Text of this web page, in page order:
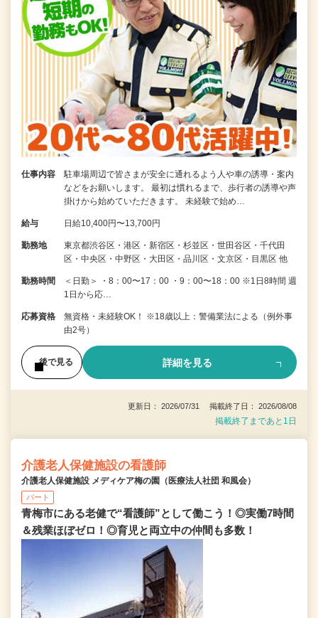
仕事内容
駐車場周辺で皆さまが安全に通れるよう人や車の誘導・案内
などをお願いします。 最初は慣れるまで、歩行者の誘導や声
掛けから始めていただきます。 未経験で始め…
給与 日給10,400円〜13,700円
勤務地
東京都渋谷区・港区・新宿区・杉並区・世田谷区・千代田
区・中央区・中野区・大田区・品川区・文京区・目黒区 他
勤務時間
＜日勤＞ ・8：00〜17：00 ・9：00〜18：00 ※1日8時間 週
1日から応…
応募資格
無資格・未経験OK！ ※18歳以上：警備業法による（例外事
由2号）
後で見る 詳細を見る
更新日： 2026/07/31 掲載終了日： 2026/08/08
掲載終了まであと1日
介護老人保健施設の看護師
介護老人保健施設 メディケア梅の園（医療法人社団 和風会）
パート
青梅市にある老健で“看護師”として働こう！◎実働7時間
＆残業ほぼゼロ！◎育児と両立中の仲間も多数！